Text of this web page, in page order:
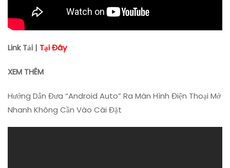
Link Tải | Tại Đây
XEM THÊM
Hướng Dẫn Đưa “Android Auto” Ra Màn Hình Điện Thoại Mở
Nhanh Không Cần Vào Cài Đặt